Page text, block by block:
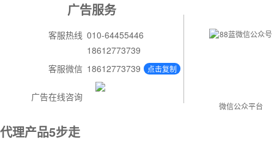
广告服务
客服热线
客服微信
广告在线咨询
010-64455446
18612773739
18612773739
点击复制
微信公众平台
代理产品5步走